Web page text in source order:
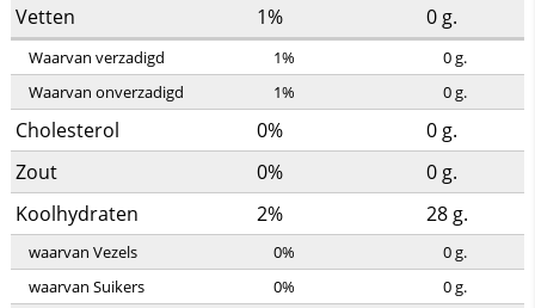
Vetten 1% 0 g.
Waarvan verzadigd 1% 0g.
Waarvan onverzadigd
1% 0g.
Cholesterol 0% 0 g.
Zout
0% 0 g.
Koolhydraten
2% 28 g.
waarvan Vezels 0% 0g.
waarvan Suikers
0% 0g.